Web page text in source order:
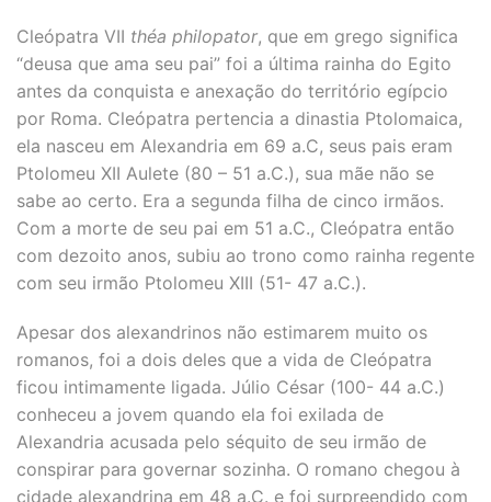
Cleópatra VII théa philopator, que em grego significa
“deusa que ama seu pai” foi a última rainha do Egito
antes da conquista e anexação do território egípcio
por Roma. Cleópatra pertencia a dinastia Ptolomaica,
ela nasceu em Alexandria em 69 a.C, seus pais eram
Ptolomeu XII Aulete (80 – 51 a.C.), sua mãe não se
sabe ao certo. Era a segunda filha de cinco irmãos.
Com a morte de seu pai em 51 a.C., Cleópatra então
com dezoito anos, subiu ao trono como rainha regente
com seu irmão Ptolomeu XIII (51- 47 a.C.).
Apesar dos alexandrinos não estimarem muito os
romanos, foi a dois deles que a vida de Cleópatra
ficou intimamente ligada. Júlio César (100- 44 a.C.)
conheceu a jovem quando ela foi exilada de
Alexandria acusada pelo séquito de seu irmão de
conspirar para governar sozinha. O romano chegou à
cidade alexandrina em 48 a.C. e foi surpreendido com